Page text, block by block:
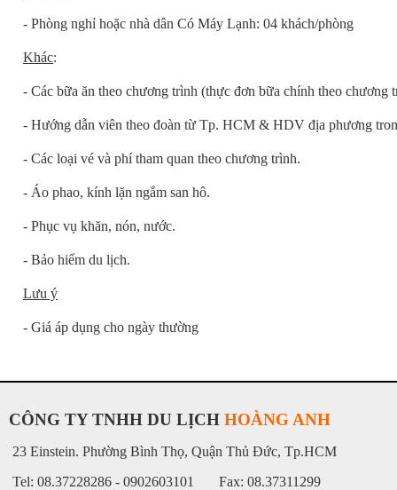
- Phòng nghỉ hoặc nhà dân Có Máy Lạnh: 04 khách/phòng
Khác:
- Các bữa ăn theo chương trình (thực đơn bữa chính theo
- Hướng dẫn viên theo đoàn từ Tp. HCM & HDV địa phương
- Các loại vé và phí tham quan theo chương trình.
- Áo phao, kính lặn ngắm san hô.
- Phục vụ khăn, nón, nước.
- Bảo hiểm du lịch.
Lưu ý
- Giá áp dụng cho ngày thường
CÔNG TY TNHH DU LỊCH HOÀNG ANH
23 Einstein. Phường Bình Thọ, Quận Thủ Đức, Tp.HCM
Tel: 08.37228286 - 0902603101 Fax: 08.37311299